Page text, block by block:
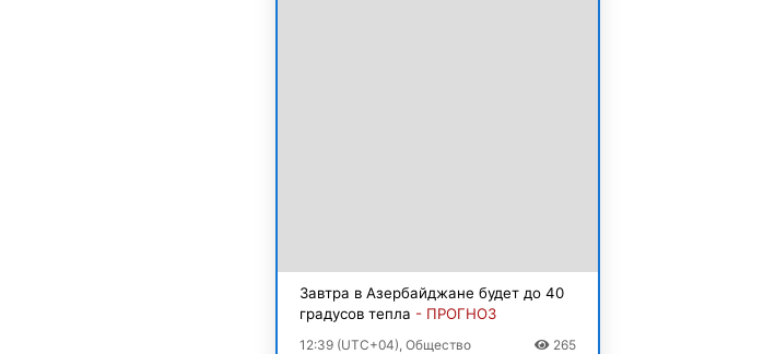
Завтра в Азербайджане будет до 40
градусов тепла - ПРОГНОЗ
12:39 (UTC+04), Общество 265